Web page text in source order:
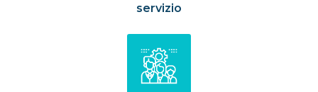
servizio